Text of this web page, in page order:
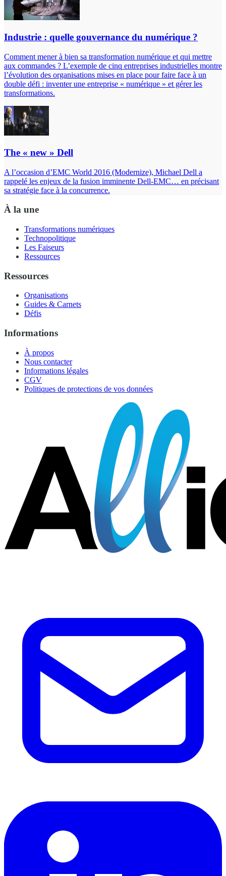
Industrie : quelle gouvernance du numérique ?
Comment mener à bien sa transformation numérique et qui mettre
aux commandes ? L’exemple de cinq entreprises industrielles montre
l’évolution des organisations mises en place pour faire face à un
double défi : inventer une entreprise « numérique » et gérer les
transformations.
The « new » Dell
A l’occasion d’EMC World 2016 (Modernize), Michael Dell a
rappelé les enjeux de la fusion imminente Dell-EMC… en précisant
sa stratégie face à la concurrence.
À la une
Transformations numériques
Technopolitique
Les Faiseurs
Ressources
Ressources
Organisations
Guides & Carnets
Défis
Informations
À propos
Nous contacter
Informations légales
CGV
Politiques de protections de vos données